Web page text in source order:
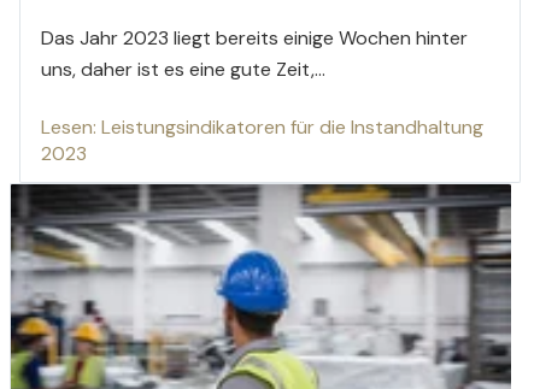
Das Jahr 2023 liegt bereits einige Wochen hinter
uns, daher ist es eine gute Zeit,...
Lesen: Leistungsindikatoren für die Instandhaltung
2023